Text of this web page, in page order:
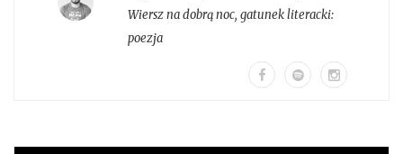
Wiersz na dobrą noc, gatunek literacki:
poezja